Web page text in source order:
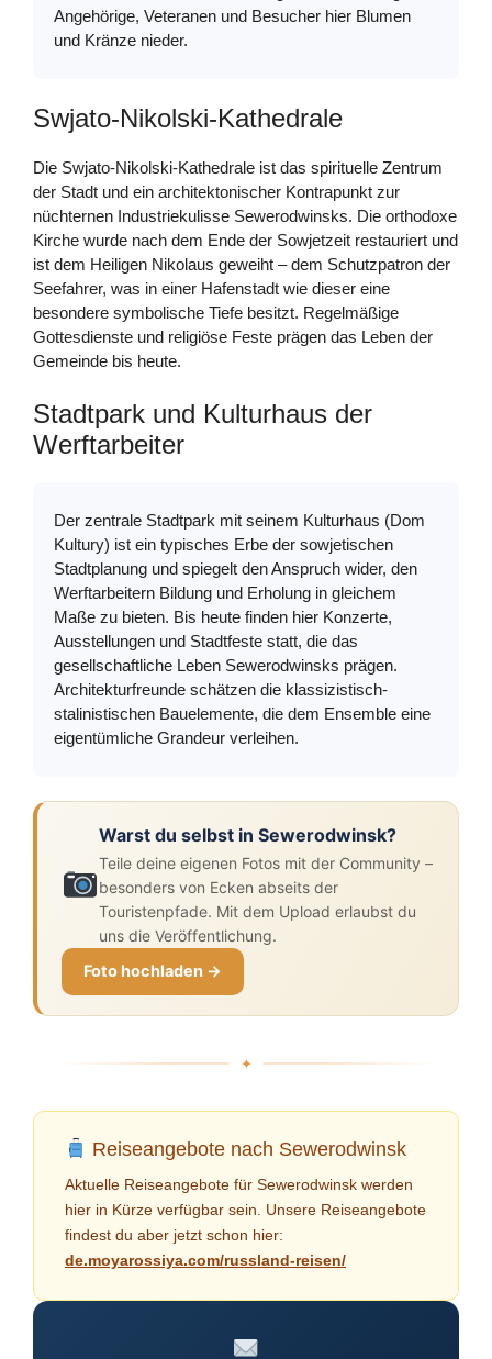
Angehörige, Veteranen und Besucher hier Blumen
und Kränze nieder.
Swjato-Nikolski-Kathedrale
Die Swjato-Nikolski-Kathedrale ist das spirituelle Zentrum
der Stadt und ein architektonischer Kontrapunkt zur
nüchternen Industriekulisse Sewerodwinsks. Die orthodoxe
Kirche wurde nach dem Ende der Sowjetzeit restauriert und
ist dem Heiligen Nikolaus geweiht – dem Schutzpatron der
Seefahrer, was in einer Hafenstadt wie dieser eine
besondere symbolische Tiefe besitzt. Regelmäßige
Gottesdienste und religiöse Feste prägen das Leben der
Gemeinde bis heute.
Stadtpark und Kulturhaus der
Werftarbeiter
Der zentrale Stadtpark mit seinem Kulturhaus (Dom
Kultury) ist ein typisches Erbe der sowjetischen
Stadtplanung und spiegelt den Anspruch wider, den
Werftarbeitern Bildung und Erholung in gleichem
Maße zu bieten. Bis heute finden hier Konzerte,
Ausstellungen und Stadtfeste statt, die das
gesellschaftliche Leben Sewerodwinsks prägen.
Architekturfreunde schätzen die klassizistisch-
stalinistischen Bauelemente, die dem Ensemble eine
eigentümliche Grandeur verleihen.
Warst du selbst in Sewerodwinsk?
Teile deine eigenen Fotos mit der Community –
besonders von Ecken abseits der
Touristenpfade. Mit dem Upload erlaubst du
uns die Veröffentlichung.
Foto hochladen →
Reiseangebote nach Sewerodwinsk
Aktuelle Reiseangebote für Sewerodwinsk werden
hier in Kürze verfügbar sein. Unsere Reiseangebote
findest du aber jetzt schon hier:
de.moyarossiya.com/russland-reisen/